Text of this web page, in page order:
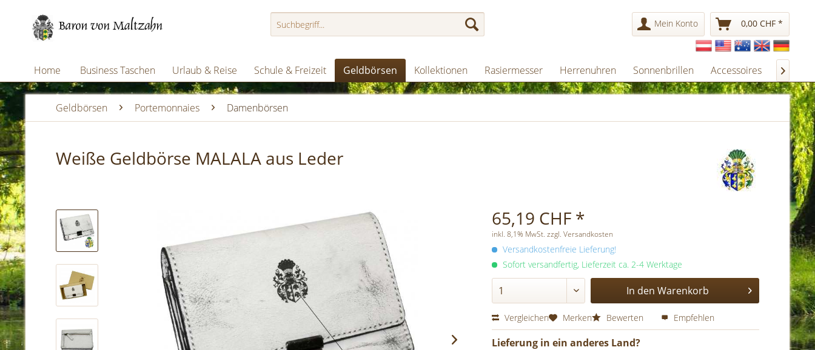
Mein Konto 0,00 CHF *
Home Business Taschen Urlaub & Reise Schule & Freizeit Geldbörsen Kollektionen Rasiermesser Herrenuhren Sonnenbrillen Accessoires 
Geldbörsen Portemonnaies Damenbörsen
Weiße Geldbörse MALALA aus Leder
65,19 CHF *
inkl. 8,1% MwSt. zzgl. Versandkosten
Versandkostenfreie Lieferung!
Sofort versandfertig, Lieferzeit ca. 2-4 Werktage
In den Warenkorb
Vergleichen Merken Bewerten Empfehlen
Lieferung in ein anderes Land?